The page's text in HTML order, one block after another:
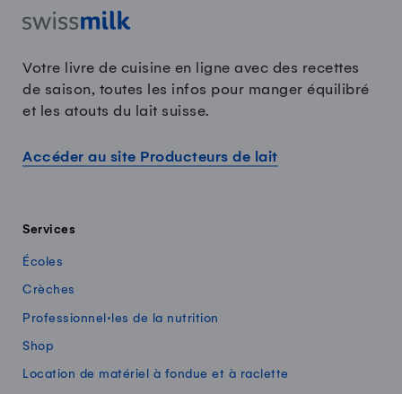
Votre livre de cuisine en ligne avec des recettes
de saison, toutes les infos pour manger équilibré
et les atouts du lait suisse.
Accéder au site Producteurs de lait
Services
Écoles
Crèches
Professionnel·les de la nutrition
Shop
Location de matériel à fondue et à raclette